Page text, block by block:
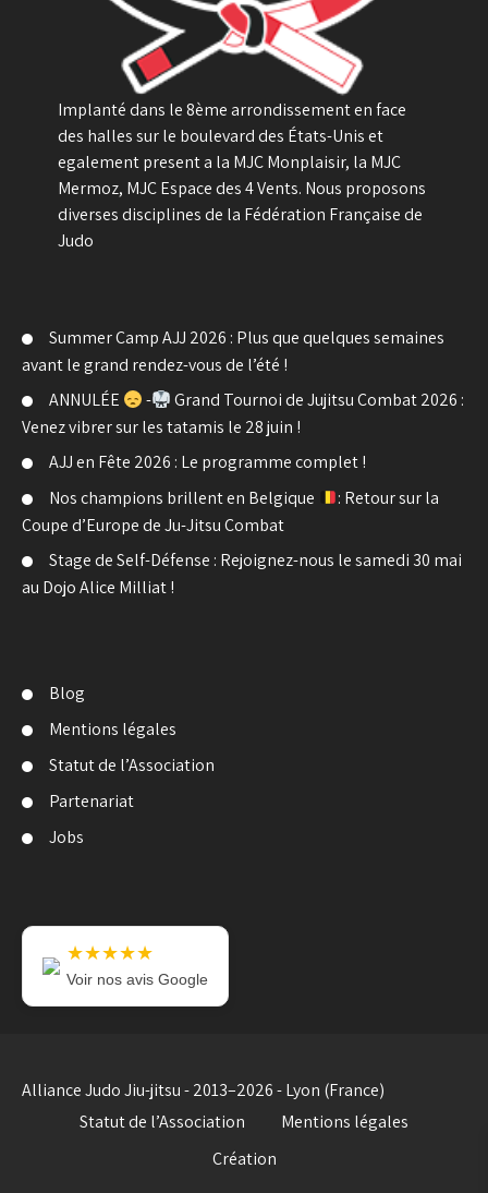
Implanté dans le 8ème arrondissement en face
des halles sur le boulevard des États-Unis et
egalement present a la MJC Monplaisir, la MJC
Mermoz, MJC Espace des 4 Vents. Nous proposons
diverses disciplines de la Fédération Française de
Judo
Summer Camp AJJ 2026 : Plus que quelques semaines
avant le grand rendez-vous de l’été !
ANNULÉE
-
Grand Tournoi de Jujitsu Combat 2026 :
Venez vibrer sur les tatamis le 28 juin !
AJJ en Fête 2026 : Le programme complet !
Nos champions brillent en Belgique
: Retour sur la
Coupe d’Europe de Ju-Jitsu Combat
Stage de Self-Défense : Rejoignez-nous le samedi 30 mai
au Dojo Alice Milliat !
Blog
Mentions légales
Statut de l’Association
Partenariat
Jobs
★★★★★
Voir nos avis Google
Alliance Judo Jiu-jitsu - 2013–2026 - Lyon (France)
Statut de l’Association
Mentions légales
Création